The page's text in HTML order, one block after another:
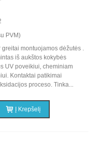
PVM)
greitai montuojamos dėžutės .
iš aukštos kokybės
UV poveikiui, cheminiam
Kontaktai patikimai
proceso. Tinka...
Į Krepšelį